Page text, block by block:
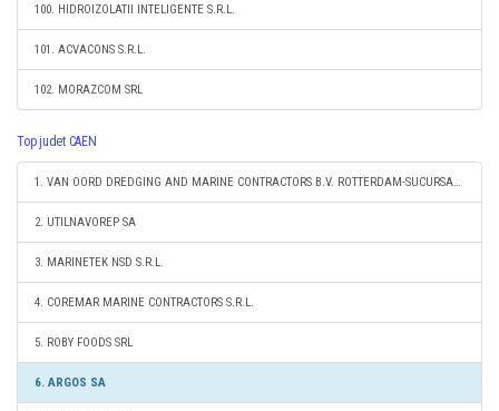
100. HIDROIZOLATII INTELIGENTE S.R.L.
101. ACVACONS S.R.L.
102. MORAZCOM SRL
Top judet CAEN
1. VAN OORD DREDGING AND MARINE CONTRACTORS B.V. ROTTERDAM-SUCURSALA CONSTANTA
2. UTILNAVOREP SA
3. MARINETEK NSD S.R.L.
4. COREMAR MARINE CONTRACTORS S.R.L.
5. ROBY FOODS SRL
6. ARGOS SA